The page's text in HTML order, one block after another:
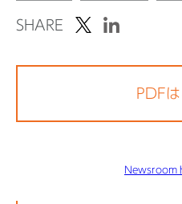
SHARE
PDF
Newsroom